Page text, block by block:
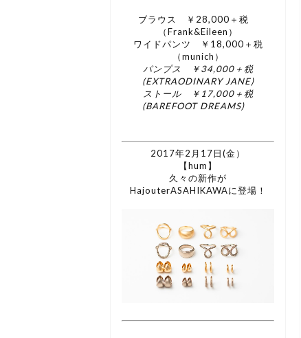
ブラウス ￥28,000＋税
（Frank&Eileen）
ワイドパンツ ￥18,000＋税
（munich）
パンプス ￥34,000＋税
(EXTRAODINARY JANE)
ストール ￥17,000＋税
(BAREFOOT DREAMS)
2017年2月17日(金）
【hum】
久々の新作が
HajouterASAHIKAWAに登場！